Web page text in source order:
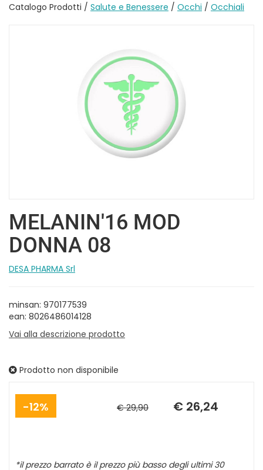
Catalogo Prodotti / Salute e Benessere / Occhi / Occhiali
MELANIN'16 MOD
DONNA 08
DESA PHARMA Srl
minsan: 970177539
ean: 8026486014128
Vai alla descrizione prodotto
Prodotto non disponibile
12% € 29,90
scontato
€ 26,24
*il prezzo barrato è il prezzo più basso degli ultimi 30